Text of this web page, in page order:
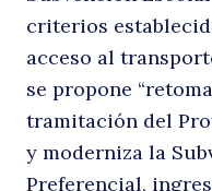
criterios
acceso al
se propone
tramitación del
y moderniza la
Preferencial,